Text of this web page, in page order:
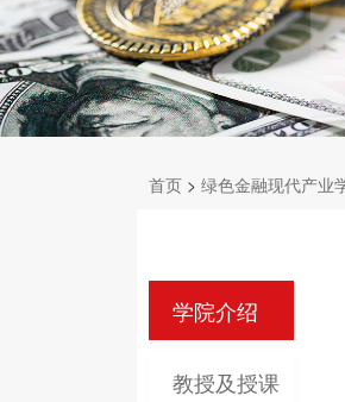
首页 > 绿色金融现代产业
学院介绍
教授及授课